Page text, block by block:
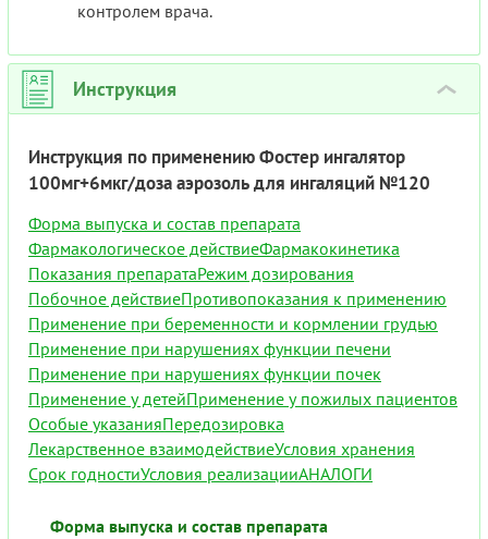
контролем врача.
Инструкция ›
Инструкция по применению Фостер ингалятор
100мг+6мкг/доза аэрозоль для ингаляций №120
Форма выпуска и состав препарата
Фармакологическое действиеФармакокинетика
Показания препаратаРежим дозирования
Побочное действиеПротивопоказания к применению
Применение при беременности и кормлении грудью
Применение при нарушениях функции печени
Применение при нарушениях функции почек
Применение у детейПрименение у пожилых пациентов
Особые указанияПередозировка
Лекарственное взаимодействиеУсловия хранения
Срок годностиУсловия реализацииАНАЛОГИ
Форма выпуска и состав препарата